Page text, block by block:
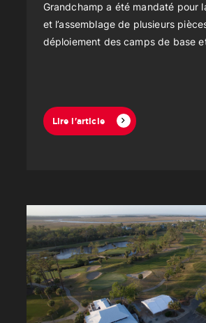
Grandchamp a été mandaté pour
et l’assemblage de plusieurs
déploiement des camps de base
Lire l'article